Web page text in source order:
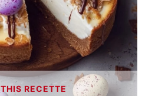
THIS RECETTE